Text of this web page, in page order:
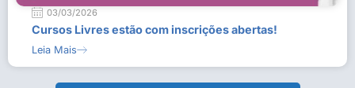
03/03/2026
Cursos Livres estão com inscrições abertas!
Leia Mais